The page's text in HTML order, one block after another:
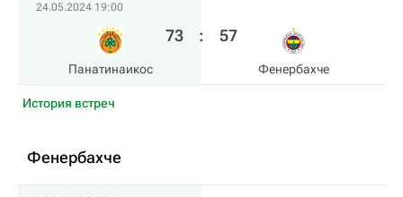
24.05.2024 19:00
Панатинаикос
73 : 57
Фенербахче
История встреч
Фенербахче